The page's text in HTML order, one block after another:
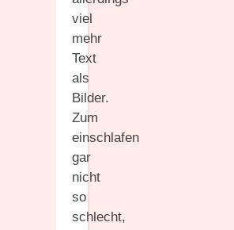
viel
mehr
Text
als
Bilder.
Zum
einschlafen
gar
nicht
so
schlecht,